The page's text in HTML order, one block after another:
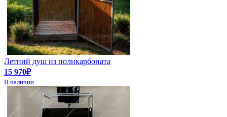
Летний душ из поликарбоната
15 970₽
В наличии